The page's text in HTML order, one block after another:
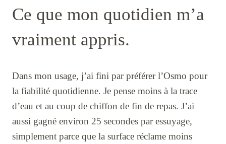
Ce que mon quotidien m’a
vraiment appris.
Dans mon usage, j’ai fini par préférer l’Osmo pour
la fiabilité quotidienne. Je pense moins à la trace
d’eau et au coup de chiffon de fin de repas. J’ai
aussi gagné environ 25 secondes par essuyage,
simplement parce que la surface réclame moins